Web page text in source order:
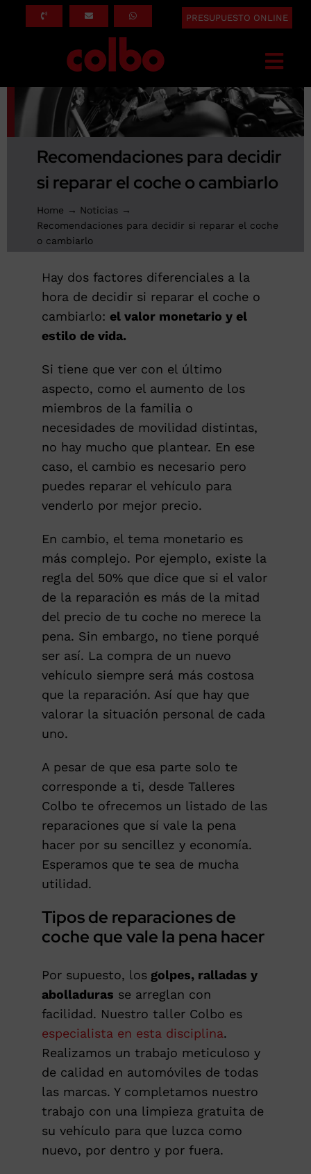
Saltar
PRESUPUESTO ONLINE
INICIO
QUÉ HACEMOS
SERVICIOS
ASEGURADORAS
SOBRE NOSOTROS
CONTACTO
PRESUPUESTO ONLINE
Recomendaciones para decidir
si reparar el coche o cambiarlo
Home
Noticias
Recomendaciones para decidir si reparar el coche
o cambiarlo
Hay dos factores diferenciales a la
hora de decidir si reparar el coche o
cambiarlo: el valor monetario y el
estilo de vida.
Si tiene que ver con el último
aspecto, como el aumento de los
miembros de la familia o
necesidades de movilidad distintas,
no hay mucho que plantear. En ese
caso, el cambio es necesario pero
puedes reparar el vehículo para
venderlo por mejor precio.
En cambio, el tema monetario es
más complejo. Por ejemplo, existe la
regla del 50% que dice que si el valor
de la reparación es más de la mitad
del precio de tu coche no merece la
pena. Sin embargo, no tiene porqué
ser así. La compra de un nuevo
vehículo siempre será más costosa
que la reparación. Así que hay que
valorar la situación personal de cada
uno.
A pesar de que esa parte solo te
corresponde a ti, desde Talleres
Colbo te ofrecemos un listado de las
reparaciones que sí vale la pena
hacer por su sencillez y economía.
Esperamos que te sea de mucha
utilidad.
Tipos de reparaciones de
coche que vale la pena hacer
Por supuesto, losgolpes, ralladas y
abolladuras se arreglan con
facilidad. Nuestro taller Colbo es
especialista en esta disciplina.
Realizamos un trabajo meticuloso y
de calidad en automóviles de todas
las marcas. Y completamos nuestro
trabajo con una limpieza gratuita de
su vehículo para que luzca como
nuevo, por dentro y por fuera.